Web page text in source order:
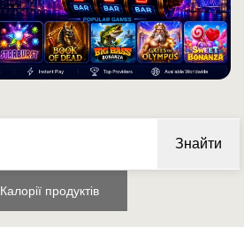
Знайти
Калорії продуктів